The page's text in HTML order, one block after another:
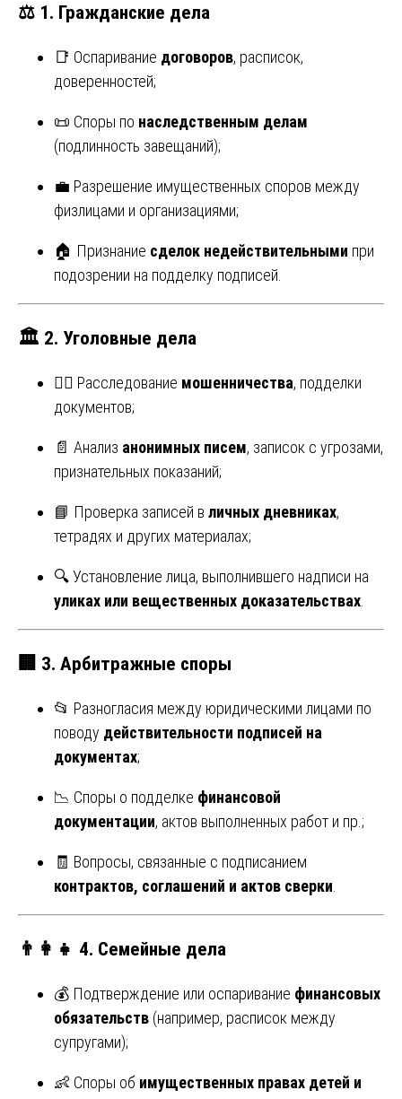
⚖️ 1. Гражданские дела
📑 Оспаривание договоров, расписок,
доверенностей;
📜 Споры по наследственным делам
(подлинность завещаний);
💼 Разрешение имущественных споров между
физлицами и организациями;
🏠 Признание сделок недействительными при
подозрении на подделку подписей.
🏛 2. Уголовные дела
🕵️‍♂️ Расследование мошенничества, подделки
документов;
📄 Анализ анонимных писем, записок с угрозами,
признательных показаний;
📘 Проверка записей в личных дневниках,
тетрадях и других материалах;
🔍 Установление лица, выполнившего надписи на
уликах или вещественных доказательствах.
🏢 3. Арбитражные споры
📂 Разногласия между юридическими лицами по
поводу действительности подписей на
документах;
📉 Споры о подделке финансовой
документации, актов выполненных работ и пр.;
🧾 Вопросы, связанные с подписанием
контрактов, соглашений и актов сверки.
👨‍👩‍👧 4. Семейные дела
💰 Подтверждение или оспаривание финансовых
обязательств (например, расписок между
супругами);
👶 Споры об имущественных правах детей и